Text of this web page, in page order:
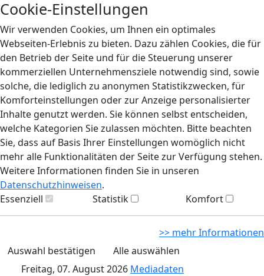
Cookie-Einstellungen
Wir verwenden Cookies, um Ihnen ein optimales
Webseiten-Erlebnis zu bieten. Dazu zählen Cookies, die für
den Betrieb der Seite und für die Steuerung unserer
kommerziellen Unternehmensziele notwendig sind, sowie
solche, die lediglich zu anonymen Statistikzwecken, für
Komforteinstellungen oder zur Anzeige personalisierter
Inhalte genutzt werden. Sie können selbst entscheiden,
welche Kategorien Sie zulassen möchten. Bitte beachten
Sie, dass auf Basis Ihrer Einstellungen womöglich nicht
mehr alle Funktionalitäten der Seite zur Verfügung stehen.
Weitere Informationen finden Sie in unseren
Datenschutzhinweisen.
Essenziell
Statistik Komfort
>> mehr Informationen
Auswahl bestätigen
Alle auswählen
Freitag, 07. August 2026 Mediadaten